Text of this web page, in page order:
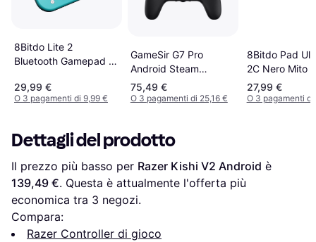
8Bitdo Lite 2
Bluetooth Gamepad -
29,99 €
O 3 pagamenti di 9,99 €
GameSir G7 Pro
Android Steam
Machine Controller
75,49 €
O 3 pagamenti di 25,16 €
8Bitdo Pad
2C Nero Mito
27,99 €
O 3 pagamenti
Dettagli del prodotto
Il prezzo più basso per Razer Kishi V2 Android
139,49 €. Questa è attualmente l'offerta più
economica tra 3 negozi.
Compara:
Razer Controller di gioco